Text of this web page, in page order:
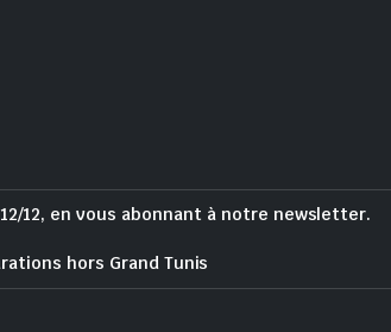
12, en vous abonnant à notre newsletter.
hors Grand Tunis